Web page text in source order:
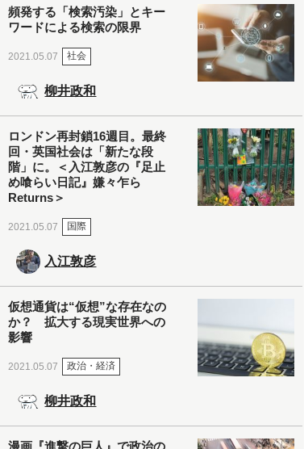
頻発する「検索汚染」とキー
ワードによる検索の限界
2021.05.07 社会
柳井政和
ロンドン再封鎖16週目。最終
回・英国社会は「新たな段
階」に。＜入江敦彦の『足止
め喰らい日記』嫌々乍ら
Returns＞
2021.05.07 国際
入江敦彦
仮想通貨は“仮想”な存在なの
か？ 拡大する現実世界への
影響
2021.05.07 政治・経済
柳井政和
漫画『進撃の巨人』で政治の